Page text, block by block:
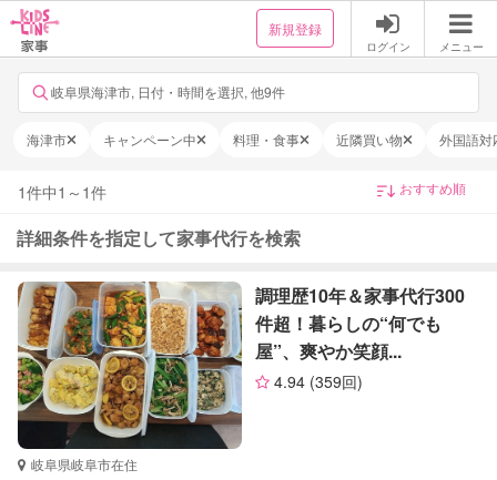
新規登録
ログイン メニュー
岐阜県海津市, 日付・時間を選択, 他9件
海津市 キャンペーン中 料理・食事 近隣買い物 外国語対
1件中1 ～ 1件
詳細条件を指定して家事代行を検索
調理歴10年＆家事代行300
件超！暮らしの“何でも
屋”、爽やか笑顔...
4.94 (359回)
岐阜県岐阜市在住